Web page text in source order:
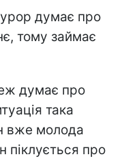
думає про
тому займає
думає про
така
вже молода
про